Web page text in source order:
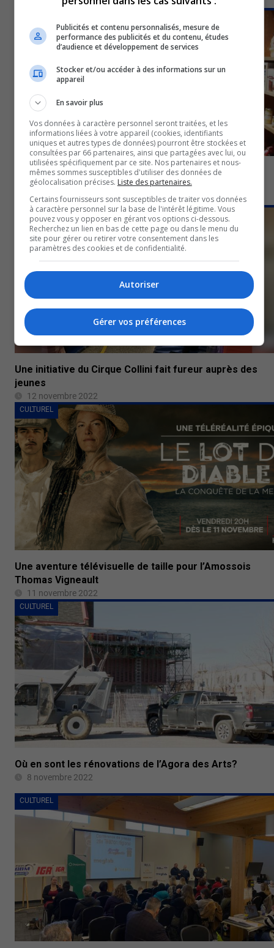
Une nouvelle exposition permanente au Magasin
général Dumulon
17 novembre 2022
CULTUREL
Une initiative du Cirque Collini fait fureur auprès des
jeunes
12 novembre 2022
CULTUREL
Une aventure télévisuelle de taille pour l’Amossois
Thomas Vigneault
11 novembre 2022
CULTUREL
Où en sont les rénovations de l’Agora des Arts?
8 novembre 2022
CULTUREL
Publicités et contenu personnalisés, mesure de
performance des publicités et du contenu, études
d’audience et développement de services
Stocker et/ou accéder à des informations sur un
appareil
En savoir plus
Vos données à caractère personnel seront traitées, et les
informations liées à votre appareil (cookies, identifiants
uniques et autres types de données) pourront être stockées et
consultées par 66 partenaires, ainsi que partagées avec lui, ou
utilisées spécifiquement par ce site. Nos partenaires et nous-
mêmes sommes susceptibles d'utiliser des données de
géolocalisation précises. Liste des partenaires.
Certains fournisseurs sont susceptibles de traiter vos données
à caractère personnel sur la base de l'intérêt légitime. Vous
pouvez vous y opposer en gérant vos options ci-dessous.
Recherchez un lien en bas de cette page ou dans le menu du
site pour gérer ou retirer votre consentement dans les
paramètres des cookies et de confidentialité.
Autoriser
Gérer vos préférences